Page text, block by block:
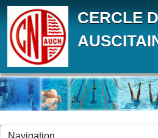
CERCLE
Panneau de gestion des cookies